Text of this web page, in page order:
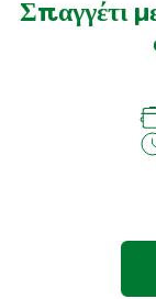
Σπαγγέτι